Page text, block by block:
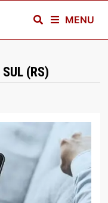
MENU
SUL (RS)